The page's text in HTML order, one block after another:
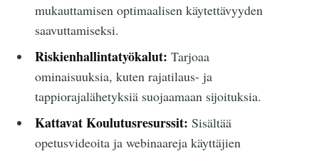
mukauttamisen optimaalisen käytettävyyden
saavuttamiseksi.
Riskienhallintatyökalut: Tarjoaa
ominaisuuksia, kuten rajatilaus- ja
tappiorajalähetyksiä suojaamaan sijoituksia.
Kattavat Koulutusresurssit: Sisältää
opetusvideoita ja webinaareja käyttäjien